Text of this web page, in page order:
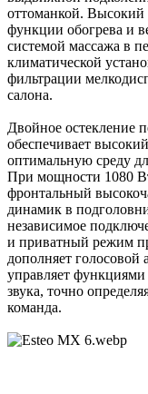
оттоманкой.
функции обогрева и
системой массажа в
климатической
фильтрации
салона.
Двойное остекление
обеспечивает
оптимальную среду
При мощности 1080
фронтальный
динамик в
независимое
и приватный режим
дополняет голосовой
управляет
звука, точно
команда.